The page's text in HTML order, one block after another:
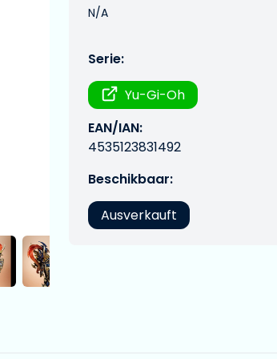
N/A
Serie:
Yu-Gi-Oh
EAN/IAN:
4535123831492
Beschikbaar:
Ausverkauft